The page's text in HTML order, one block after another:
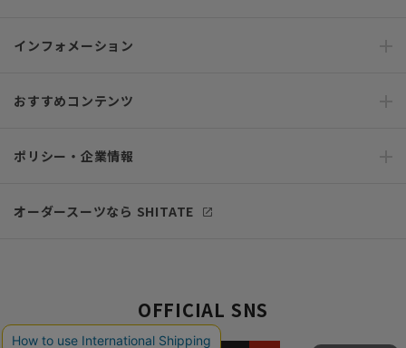
インフォメーション
おすすめコンテンツ
ポリシー・企業情報
オーダースーツなら SHITATE
OFFICIAL SNS